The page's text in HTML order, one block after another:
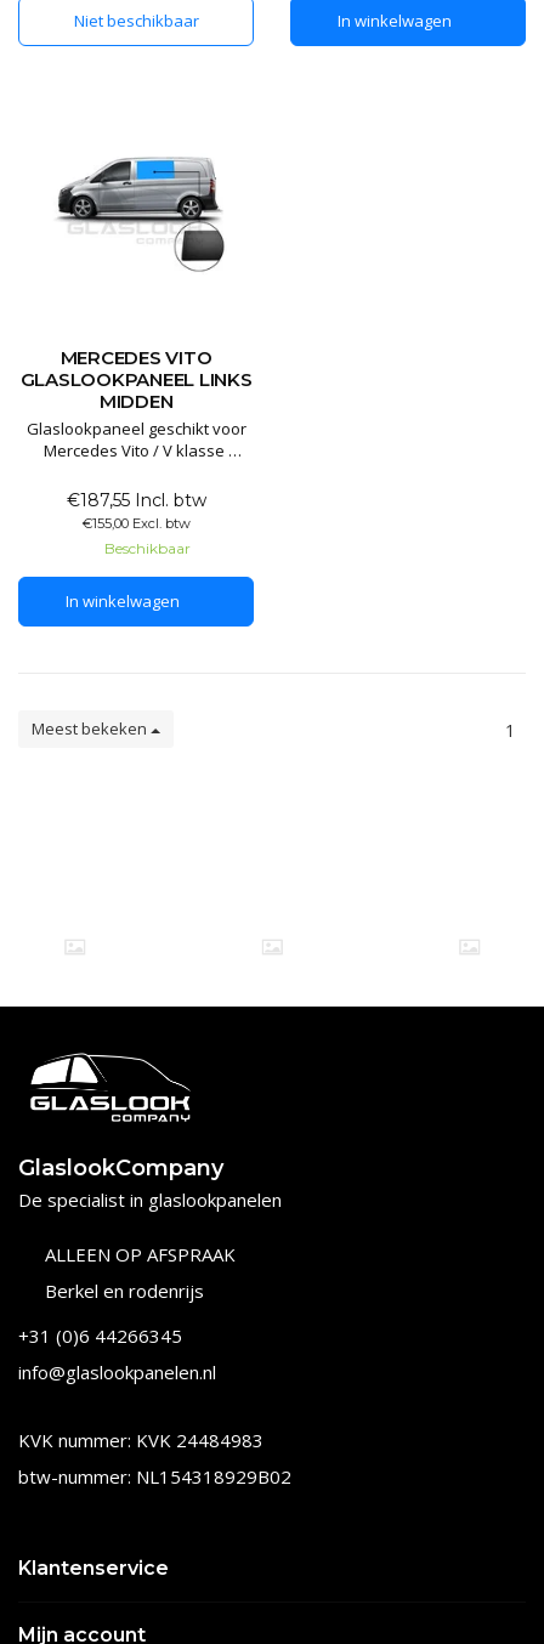
Niet beschikbaar In winkelwagen
MERCEDES VITO
GLASLOOKPANEEL LINKS
MIDDEN
Glaslookpaneel geschikt voor
Mercedes Vito / V klasse
Glaslookpanelen gemaakt van
echt glas voor een luxe
uitstraling. Het voordeel van
echt glas is dat het
gegarandeerd lang mee gaat
en het mooiste resultaat levert.
De panelen worden niet dof,
€187,55 Incl. btw
€155,00 Excl. btw
Beschikbaar
In winkelwagen
Meest bekeken 1
GlaslookCompany
De specialist in glaslookpanelen
ALLEEN OP AFSPRAAK
Berkel en rodenrijs
+31 (0)6 44266345
info@glaslookpanelen.nl
KVK nummer: KVK 24484983
btw-nummer: NL154318929B02
Klantenservice
Mijn account